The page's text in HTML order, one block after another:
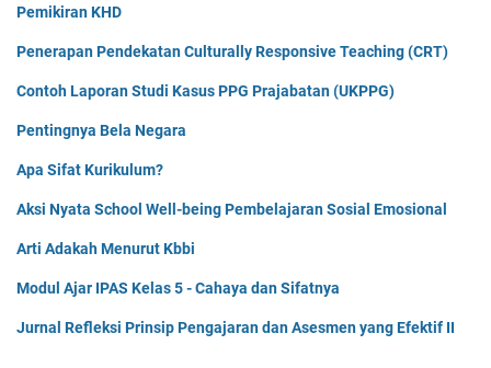
Pemikiran KHD
Penerapan Pendekatan Culturally Responsive Teaching (CRT)
Contoh Laporan Studi Kasus PPG Prajabatan (UKPPG)
Pentingnya Bela Negara
Apa Sifat Kurikulum?
Aksi Nyata School Well-being Pembelajaran Sosial Emosional
Arti Adakah Menurut Kbbi
Modul Ajar IPAS Kelas 5 - Cahaya dan Sifatnya
Jurnal Refleksi Prinsip Pengajaran dan Asesmen yang Efektif II